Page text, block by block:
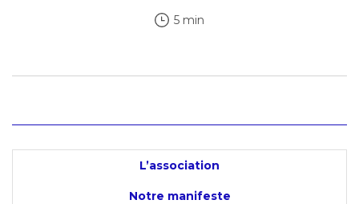
5 min
L’association
Notre manifeste